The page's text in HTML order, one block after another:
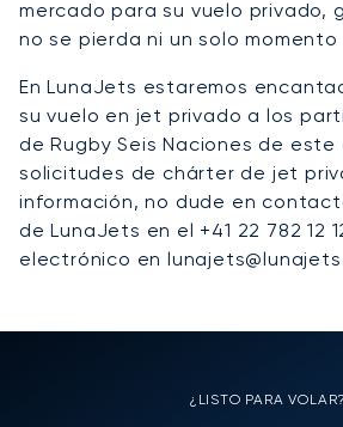
mercado para su vuelo privado,
no se pierda ni un solo
En LunaJets estaremos
su vuelo en jet privado a los
de Rugby Seis Naciones de este
solicitudes de chárter de jet
información, no dude en
de LunaJets en el +41 22 782 12
electrónico en
¿LISTO PARA VOLAR?